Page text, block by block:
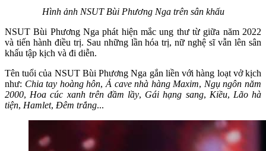
Hình ảnh NSUT Bùi Phương Nga trên sân khấu
NSUT Bùi Phương Nga phát hiện mắc ung thư từ giữa năm 2022
và tiến hành điều trị. Sau những lần hóa trị, nữ nghệ sĩ vẫn lên sân
khấu tập kịch và đi diễn.
Tên tuổi của NSUT Bùi Phương Nga gắn liền với hàng loạt vở kịch
như: Chia tay hoàng hôn, Ả cave nhà hàng Maxim, Ngụ ngôn năm
2000, Hoa cúc xanh trên đầm lầy, Gái hạng sang, Kiều, Lão hà
tiện, Hamlet, Đêm trắng...